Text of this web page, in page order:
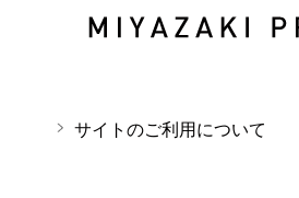
サイトのご利用について